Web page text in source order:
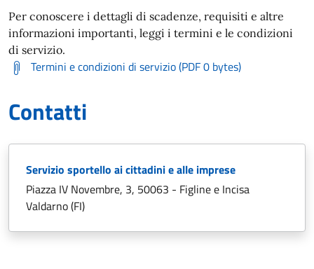
Per conoscere i dettagli di scadenze, requisiti e altre
informazioni importanti, leggi i termini e le condizioni
di servizio.
Termini e condizioni di servizio (PDF 0 bytes)
Contatti
Servizio sportello ai cittadini e alle imprese
Piazza IV Novembre, 3, 50063 - Figline e Incisa
Valdarno (FI)